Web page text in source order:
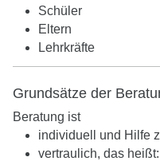
Schüler
Eltern
Lehrkräfte
Grundsätze der
Beratung ist
individuell und Hilfe
vertraulich, das